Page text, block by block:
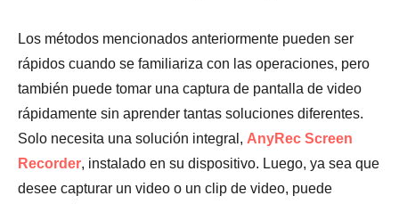
Los métodos mencionados anteriormente pueden ser
rápidos cuando se familiariza con las operaciones, pero
también puede tomar una captura de pantalla de video
rápidamente sin aprender tantas soluciones diferentes.
Solo necesita una solución integral, AnyRec Screen
Recorder, instalado en su dispositivo. Luego, ya sea que
desee capturar un video o un clip de video, puede